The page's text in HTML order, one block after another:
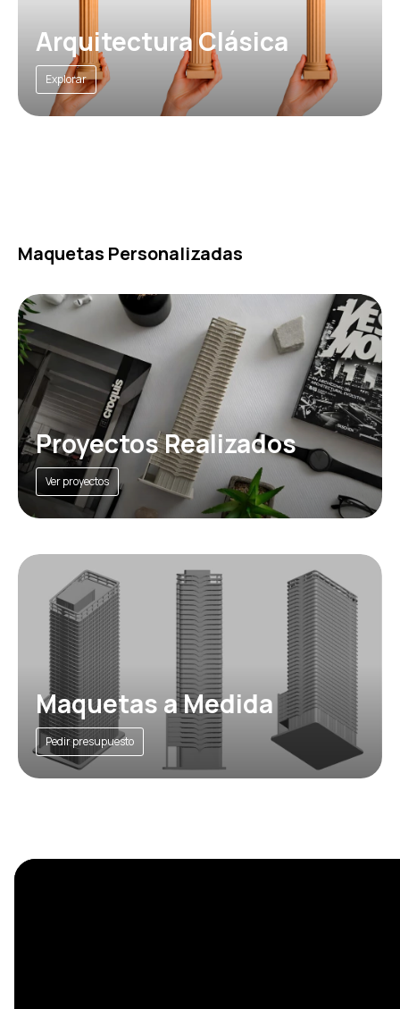
Arquitectura Clásica
Explorar
Maquetas Personalizadas
Proyectos Realizados
Ver proyectos
Maquetas a Medida
Pedir presupuesto